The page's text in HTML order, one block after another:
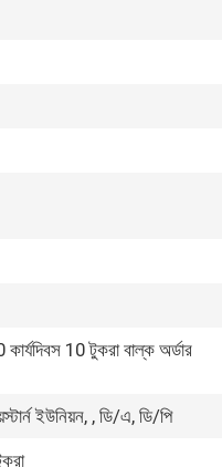
10 টুকরা বাল্ক অর্ডার
ইউনিয়ন, , ডি/এ, ডি/পি